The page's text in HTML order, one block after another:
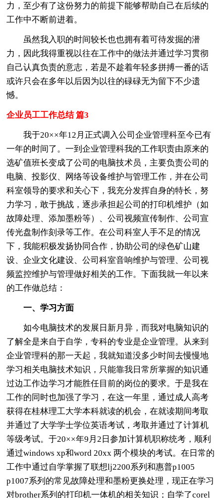
力，至少有了这份努力的前提下能够帮助自己在后续的
工作中不断前进着。
虽然我入职的时间较长也也拥有着可待发掘的潜
力，因此我得重视以往在工作中的做法并通过学习贯彻
自己认真负责的意志，若是不趁着年轻多拼搏一番的话
或许只会在多年以后因为以往的碌碌无为留下不少遗
憾。
企业员工工作总结 篇3
我于20××年12月正式调入公司企业管理科至今已有
一年的时间了。一到企业管理科我的工作职责由原来的
选矿值班长变成了公司的电脑技术员，主要负责公司的
电脑、投影仪、网络等设备维护与管理工作，并在公司
科室领导的要求和关心下，我充分发挥自身的特长，努
力学习，敢于挑战，逐步承担起公司的打印机维护（如
故障处理、添加墨粉等）、公司视频宣传制作、公司宣
传光盘制作刻录等工作。在公司科室人手不足的情况
下，我能积极发扬协同合作，协助公司的绿色矿山建
设、企业文化建设、公司科室音响维护与管理、公司视
频监控维护与管理做好相关的工作。下面我就一年以来
的工作做总结：
一、学习方面
如今电脑技术的发展日新月异，而我对电脑知识的
了解全是来自于自学，专科的专业是企业管理。从来到
企业管理科的那一天起，我就知道没多少时间去慢慢地
学习相关电脑技术知识，只能靠我日常所掌握的知识通
过边工作边学习才能胜任目前的岗位的要求。于是我在
工作的同时也加强了学习，在这一年里，通过成人高考
获得在桂林理工大学本科就读的机会，在就读期间考取
并通过了大学学士学位英语考试，考取并通过了计算机
等级考试。于20××年9月2日参加计算机职称统考，顺利
通过windows xp和word 20xx 两个模块的考试。在日常的
工作中通过自学掌握了联想lj2200系列和惠普p1005
p1007系列的常见故障处理和墨粉更换处理，现正在学习
对brother系列的打印机一体机的相关知识；自学了corel